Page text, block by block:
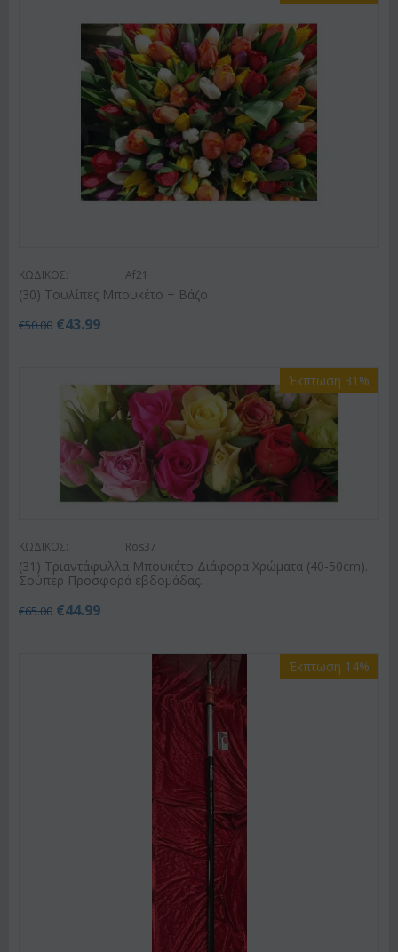
ΚΩΔΙΚΟΣ: Af21
(30) Τουλίπες Μπουκέτο + Βάζο
€50.00 €43.99
Έκπτωση 31%
ΚΩΔΙΚΟΣ: Ros37
(31) Τριαντάφυλλα Μπουκέτο Διάφορα Χρώματα (40-50cm).
Σούπερ Προσφορά εβδομάδας.
€65.00 €44.99
Έκπτωση 14%